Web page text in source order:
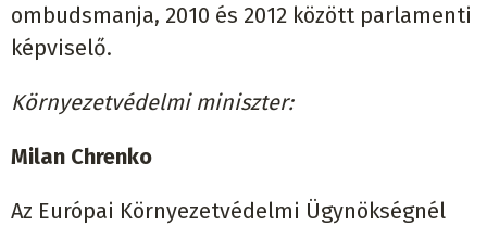
ombudsmanja, 2010 és 2012 között parlamenti
képviselő.
Környezetvédelmi miniszter:
Milan Chrenko
Az Európai Környezetvédelmi Ügynökségnél